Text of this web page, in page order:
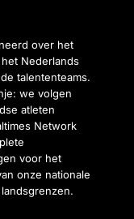
over het
Nederlands
talententeams.
we volgen
atleten
Network
voor het
onze nationale